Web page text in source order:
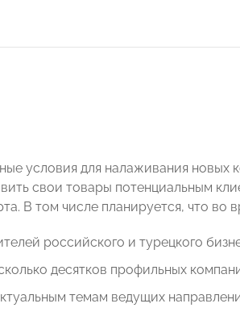
условия для налаживания новых
свои товары потенциальным
В том числе планируется, что во
российского и турецкого
десятков профильных
темам ведущих